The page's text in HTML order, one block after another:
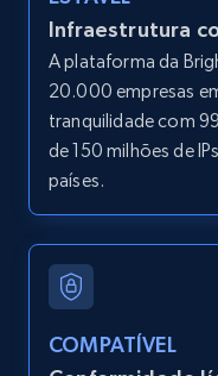
11.3K+
URL, ID, User id,
text, Date posted,
11.3K+
Infraestrutura
A plataforma da
20.000 empresas
tranquilidade com
de 150 milhões de
países.
COMPATÍVEL